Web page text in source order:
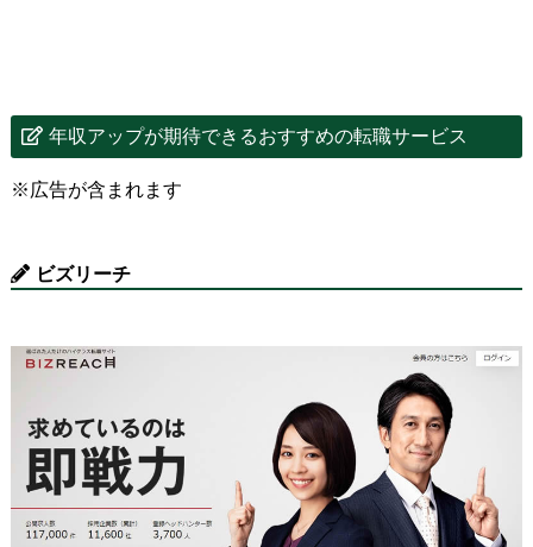
年収アップが期待できるおすすめの転職サービス
※広告が含まれます
ビズリーチ